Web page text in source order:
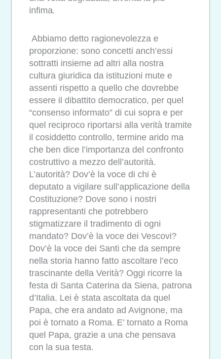
infima.
Abbiamo detto ragionevolezza e
proporzione: sono concetti anch’essi
sottratti insieme ad altri alla nostra
cultura giuridica da istituzioni mute e
assenti rispetto a quello che dovrebbe
essere il dibattito democratico, per quel
“consenso informato” di cui sopra e per
quel reciproco riportarsi alla verità tramite
il cosiddetto controllo, termine arido ma
che ben dice l’importanza del confronto
costruttivo a mezzo dell’autorità.
L’autorità? Dov’è la voce di chi è
deputato a vigilare sull’applicazione della
Costituzione? Dove sono i nostri
rappresentanti che potrebbero
stigmatizzare il tradimento di ogni
mandato? Dov’è la voce dei Vescovi?
Dov’è la voce dei Santi che da sempre
nella storia hanno fatto ascoltare l’eco
trascinante della Verità? Oggi ricorre la
festa di Santa Caterina da Siena, patrona
d’Italia. Lei è stata ascoltata da quel
Papa, che era andato ad Avignone, ma
poi è tornato a Roma. E’ tornato a Roma
quel Papa, grazie a una che pensava
con la sua testa.